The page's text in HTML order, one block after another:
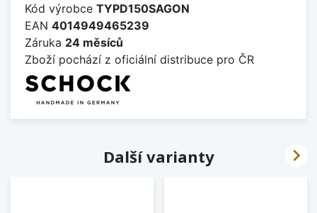
Kód výrobce TYPD150SAGON
EAN 4014949465239
Záruka 24 měsíců
Zboží pochází z oficiální distribuce pro ČR
Další varianty 